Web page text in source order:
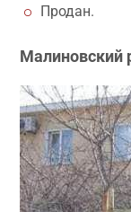
Продан.
Малиновский